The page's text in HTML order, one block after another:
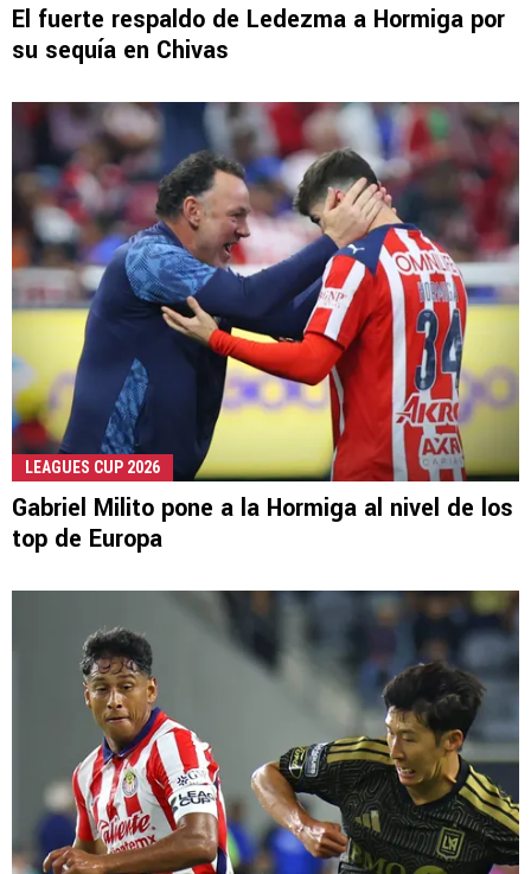
El fuerte respaldo de Ledezma a Hormiga por
su sequía en Chivas
LEAGUES CUP 2026
Gabriel Milito pone a la Hormiga al nivel de los
top de Europa